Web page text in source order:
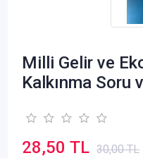
Milli Gelir ve
Kalkınma Soru
28,50 TL 30,00 TL